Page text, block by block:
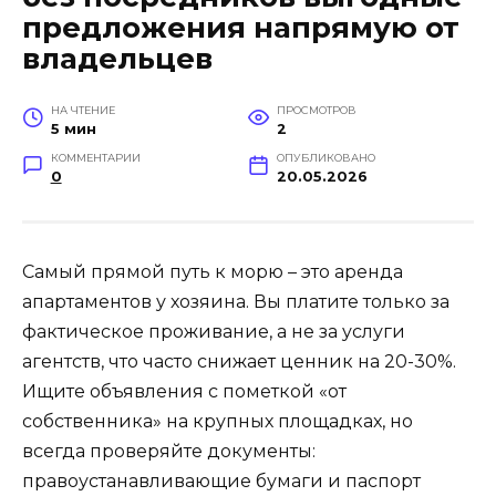
предложения напрямую от
владельцев
НА ЧТЕНИЕ
5 мин
ПРОСМОТРОВ
2
КОММЕНТАРИИ
0
ОПУБЛИКОВАНО
20.05.2026
Самый прямой путь к морю – это аренда
апартаментов у хозяина. Вы платите только за
фактическое проживание, а не за услуги
агентств, что часто снижает ценник на 20-30%.
Ищите объявления с пометкой «от
собственника» на крупных площадках, но
всегда проверяйте документы:
правоустанавливающие бумаги и паспорт